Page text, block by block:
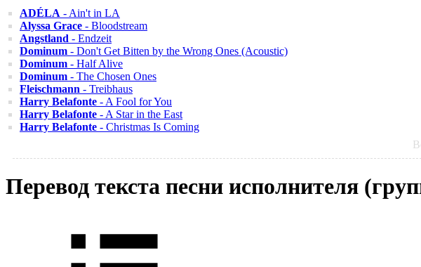
ADÉLA - Ain't in LA
Alyssa Grace - Bloodstream
Angstland - Endzeit
Dominum - Don't Get Bitten by the Wrong Ones (Acoustic)
Dominum - Half Alive
Dominum - The Chosen Ones
Fleischmann - Treibhaus
Harry Belafonte - A Fool for You
Harry Belafonte - A Star in the East
Harry Belafonte - Christmas Is Coming
Перевод текста песни исполнителя